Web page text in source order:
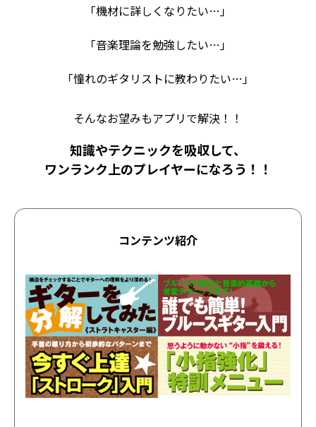
「機材に詳しくなりたい…」
「音楽理論を勉強したい…」
「憧れのギタリストに教わりたい…」
そんなお望みもアプリで解決！！
知識やテクニックを吸収して、
ワンランク上のプレイヤーになろう！！
コンテンツ紹介